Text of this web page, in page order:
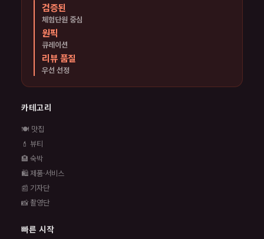
검증된
체험단원 중심
원픽
큐레이션
리뷰 품질
우선 선정
카테고리
🍽️ 맛집
💄 뷰티
🏨 숙박
🛍️ 제품·서비스
📰 기자단
📸 촬영단
빠른 시작